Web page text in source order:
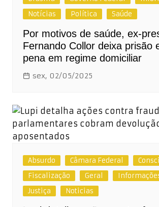
Notícias
Política Saúde
Por motivos de saúde, ex-
Fernando Collor deixa prisão
pena em regime domiciliar
sex, 02/05/2025
Absurdo Câmara Federal
Fiscalização
Geral
Justiça
Noticias